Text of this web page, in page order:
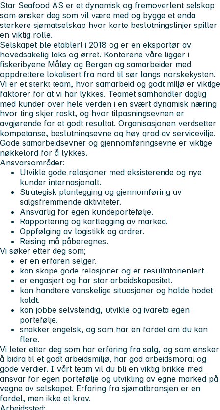
Star Seafood AS er et dynamisk og fremoverlent selskap
som ønsker deg som vil være med og bygge et enda
sterkere sjømatselskap hvor korte beslutningslinjer spiller
en viktig rolle.
Selskapet ble etablert i 2018 og er en eksportør av
hovedsakelig laks og ørret. Kontorene våre ligger i
fiskeribyene Måløy og Bergen og samarbeider med
oppdrettere lokalisert fra nord til sør langs norskekysten.
Vi er et sterkt team, hvor samarbeid og godt miljø er viktige
faktorer for at vi har lykkes. Teamet samhandler daglig
med kunder over hele verden i en svært dynamisk næring
hvor ting skjer raskt, og hvor tilpasningsevnen er
avgjørende for et godt resultat. Organisasjonen verdsetter
kompetanse, beslutningsevne og høy grad av servicevilje.
Gode samarbeidsevner og gjennomføringsevne er viktige
nøkkelord for å lykkes.
Ansvarsområder:
Utvikle gode relasjoner med eksisterende og nye
kunder internasjonalt.
Strategisk planlegging og gjennomføring av
salgsfremmende aktiviteter.
Ansvarlig for egen kundeportefølje.
Rapportering og kartlegging av marked.
Oppfølging av logistikk og ordrer.
Reising må påberegnes.
Vi søker etter deg som;
er en erfaren selger.
kan skape gode relasjoner og er resultatorientert.
er engasjert og har stor arbeidskapasitet.
kan handtere vanskelige situasjoner og holde hodet
kaldt.
kan jobbe selvstendig, utvikle og ivareta egen
portefølje.
snakker engelsk, og som har en fordel om du kan
flere.
Vi leter etter deg som har erfaring fra salg, og som ønsker
å bidra til et godt arbeidsmiljø, har god arbeidsmoral og
gode verdier. I vårt team vil du bli en viktig brikke med
ansvar for egen portefølje og utvikling av egne marked på
vegne av selskapet. Erfaring fra sjømatbransjen er en
fordel, men ikke et krav.